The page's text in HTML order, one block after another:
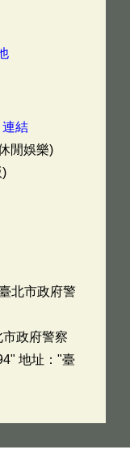
連結
閒娛樂)
)
北市政府警
政府警察
地址："臺